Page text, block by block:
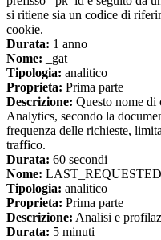
si ritiene sia un codice di
cookie.
Durata: 1 anno
Nome: _gat
Tipologia: analitico
Proprieta: Prima parte
Descrizione: Questo nome di
Analytics, secondo la
frequenza delle richieste,
traffico.
Durata: 60 secondi
Nome:
Tipologia: analitico
Proprieta: Prima parte
Descrizione: Analisi e
Durata: 5 minuti